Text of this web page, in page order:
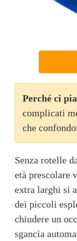
Perché ci
complicati
che
Senza rotelle
età prescolare
extra larghi si
dei piccoli
chiudere un
sgancia